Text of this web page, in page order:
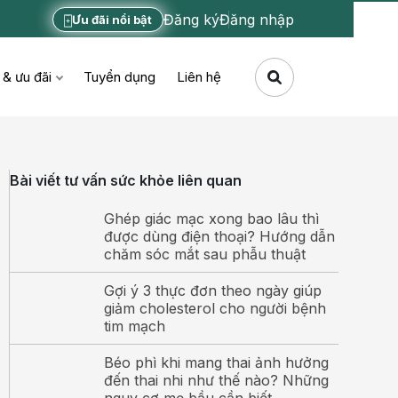
Ưu đãi nổi bật Đăng kýĐăng nhập
ưu đãi Tuyển dụng Liên hệ
Bài viết tư vấn sức khỏe liên quan
Ghép giác mạc xong bao lâu thì
được dùng điện thoại? Hướng dẫn
chăm sóc mắt sau phẫu thuật
Gợi ý 3 thực đơn theo ngày giúp
giảm cholesterol cho người bệnh
tim mạch
Béo phì khi mang thai ảnh hưởng
đến thai nhi như thế nào? Những